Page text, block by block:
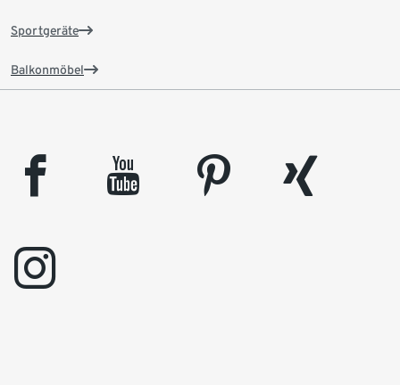
Sportgeräte
Balkonmöbel
facebook youtube pinterest
xing
instagram